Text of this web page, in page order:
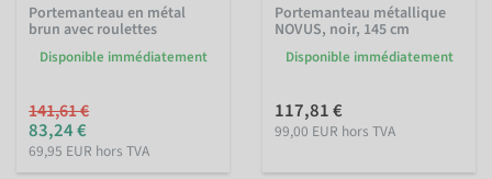
Portemanteau en métal
brun avec roulettes
Disponible immédiatement
141,61 €
83,24 €
69,95 EUR hors TVA
Portemanteau métallique
NOVUS, noir, 145 cm
Disponible immédiatement
117,81 €
99,00 EUR hors TVA